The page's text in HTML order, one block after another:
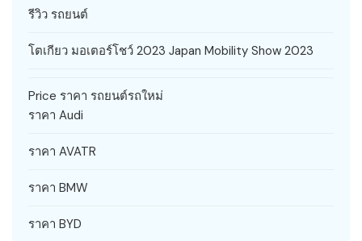
รีวิว รถยนต์
โตเกียว มอเตอร์โชว์ 2023 Japan Mobility Show 2023
Price ราคา รถยนต์รถใหม่
ราคา Audi
ราคา AVATR
ราคา BMW
ราคา BYD